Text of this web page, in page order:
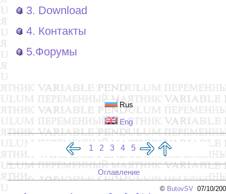
3. Download
4. Контакты
5.Форумы
Rus
Eng
1 2 3 4 5
Оглавление
© ButovSV 07/10/